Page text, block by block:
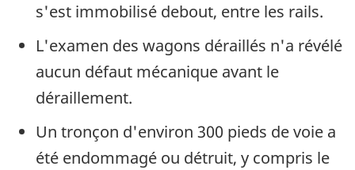
s'est immobilisé debout, entre les rails.
L'examen des wagons déraillés n'a révélé
aucun défaut mécanique avant le
déraillement.
Un tronçon d'environ 300 pieds de voie a
été endommagé ou détruit, y compris le